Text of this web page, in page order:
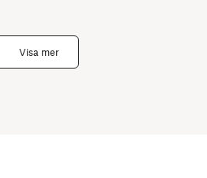
Visa mer